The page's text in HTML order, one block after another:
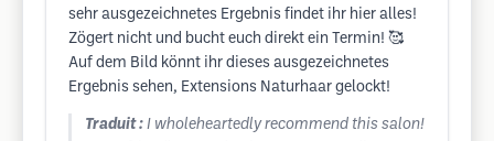
sehr ausgezeichnetes Ergebnis findet ihr hier alles!
Zögert nicht und bucht euch direkt ein Termin! 🥰
Auf dem Bild könnt ihr dieses ausgezeichnetes
Ergebnis sehen, Extensions Naturhaar gelockt!
Traduit : I wholeheartedly recommend this salon!